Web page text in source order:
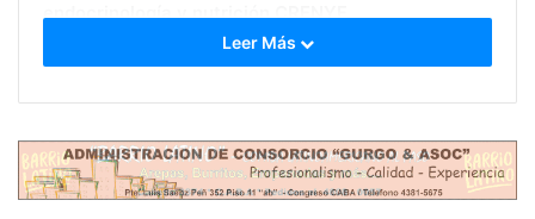
endocrinología y nutrición CRENYF.
“Un niño con sobrepeso u obesidad puede tener
otras enfermedades asociadas, como la diabetes o la
hipertensión, patologías que siempre fueron “de
adultos” y hoy se ven cada vez más a edades más
tempranas”explica la profesional.
Leer Más